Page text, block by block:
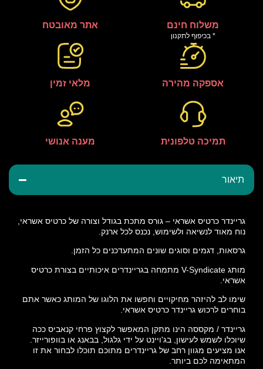
תיאור
גריינדר כרטיס אשראי – גורס מתכת בגודל וצורה של כרטיס אשראי,
נוח מאוד לנשיאה ולשימוש, נכנס לכל ארנק.
גרסאות, דגמים וסוגים שונים המתעדכנים כל הזמן.
מותג V-Syndicate מתמחה בגריינדרים איכותיים בצורת כרטיס
אשראי.
שימו לב להיזהר מחיקויים וחפשו את הלוגו של המותג כאשר אתם
בוחרים לרכוש גריינדר כרטיס אשראי.
גריינדר / מקססה הינו מתקן המאפשר לקצוץ פרחי קנאביס ככה
שיוכלו לשמש לעישון, בג'ויינט על ידי גלגול, בבאנג או בוופורייזר.
אנו מציעים מגוון רחב של גריינדרים מתוכם תוכלו לבחור את זו
המתאימה לכם ביותר.
משלוח חינם
* בכיפוף לתקנון
אתר מאובטח
אספקה מהירה מלאי זמין
תמיכה טלפונית מענה אנושי